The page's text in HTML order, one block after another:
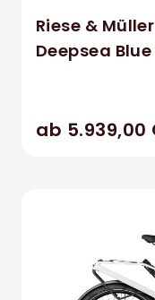
Riese &
Deepsea
ab 5.939,00